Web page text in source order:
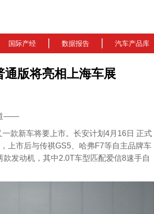
国际产经 数据报告 汽车产品库
版将亮相上海车展
道——
款新车将要上市。长安计划4月16日 正式
上市后与传祺GS5、哈弗F7等自主品牌车
发动机，其中2.0T车型匹配爱信8速手自